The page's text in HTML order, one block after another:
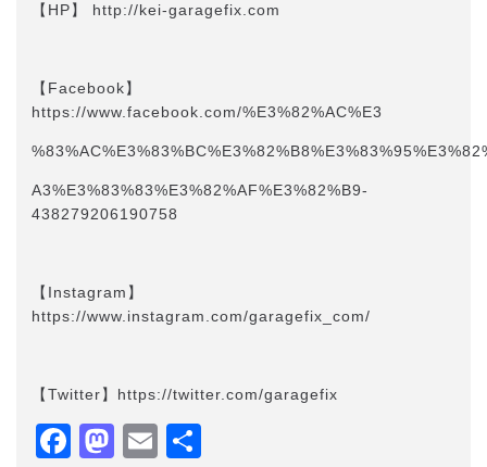
【HP】 http://kei-garagefix.com​​
【Facebook】
https://www.facebook.com/%E3%82%AC%E3
A3%E3%83%83%E3%82%AF%E3%82%B9-
438279206190758
【Instagram】
https://www.instagram.com/garagefix_com/
【Twitter】https://twitter.com/garagefix
Facebook
Mastodon
Email